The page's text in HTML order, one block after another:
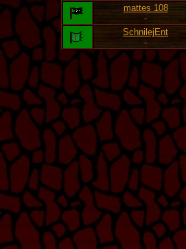
mattes 108
-
SchnilejEnt
-